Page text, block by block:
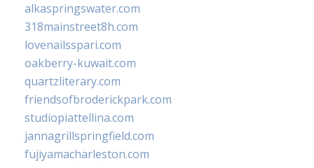
alkaspringswater.com
318mainstreet8h.com
lovenailsspari.com
oakberry-kuwait.com
quartzliterary.com
friendsofbroderickpark.com
studiopiattellina.com
jannagrillspringfield.com
fujiyamacharleston.com